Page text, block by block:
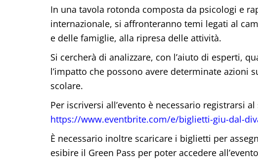
In una tavola rotonda composta da psicologi e
internazionale, si affronteranno temi legati al
e delle famiglie, alla ripresa delle attività.
Si cercherà di analizzare, con l’aiuto di esperti,
l’impatto che possono avere determinate azioni
scolare.
Per iscriversi all’evento è necessario registrarsi
https://www.eventbrite.com/e/biglietti-giu-dal-
È necessario inoltre scaricare i biglietti per
esibire il Green Pass per poter accedere